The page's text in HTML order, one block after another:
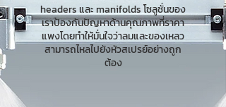
headers และ manifolds โซลูชั่นของ
เราป้องกันปัญหาด้านคุณภาพที่ราคา
แพงโดยทำให้มั่นใจว่าลมและของเหลว
สามารถไหลไปยังหัวสเปรย์อย่างถูก
ต้อง